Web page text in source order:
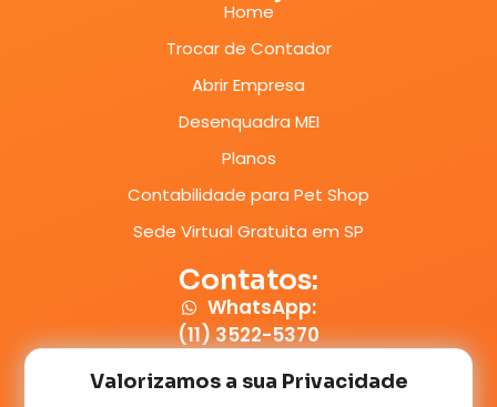
Valorizamos a sua Privacidade
Home
Trocar de Contador
Abrir Empresa
Desenquadra MEI
Planos
Contabilidade para Pet Shop
Sede Virtual Gratuita em SP
Contatos:
WhatsApp:
(11) 3522-5370
contato@insidecontabilidade.com.br